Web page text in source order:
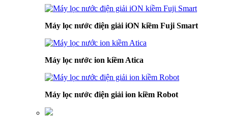
Máy lọc nước điện giải iON kiềm Fuji Smart
Máy lọc nước ion kiềm Atica
Máy lọc nước điện giải ion kiềm Robot